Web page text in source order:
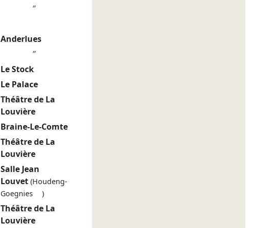
”
Anderlues
”
Le Stock
Le Palace
Théâtre de La
Louvière
Braine-Le-Comte
Théâtre de La
Louvière
Salle Jean
Louvet (Houdeng-
Goegnies )
Théâtre de La
Louvière